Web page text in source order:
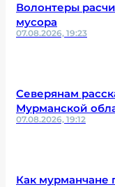
Волонтеры
мусора
07.08.2026, 19:23
Северянам
Мурманской
07.08.2026, 19:12
Как мурманчане